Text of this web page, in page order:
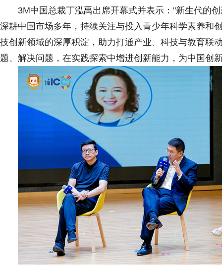
3M中国总裁丁泓禹出席开幕式并表示："新生代的
深耕中国市场多年，持续关注与投入青少年科学素养和
技创新领域的深厚积淀，助力打通产业、科技与教育联
题、解决问题，在实践探索中增进创新能力，为中国创